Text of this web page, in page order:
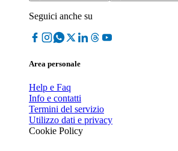
Seguici anche su
Area personale
Help e Faq
Info e contatti
Termini del servizio
Utilizzo dati e privacy
Cookie Policy